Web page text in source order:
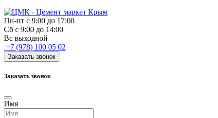
Пн-пт с 9:00 до 17:00
Сб с 9:00 до 14:00
Вс выходной
+7 (978) 100 05 02
Заказать звонок
Заказать звонок
Имя